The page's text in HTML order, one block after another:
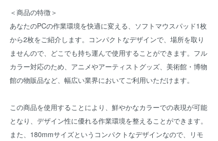
＜商品の特徴＞
あなたのPCの作業環境を快適に変える、ソフトマウスパッド1枚
から2枚をご紹介します。コンパクトなデザインで、場所を取り
ませんので、どこでも持ち運んで使用することができます。フル
カラー対応のため、アニメやアーティストグッズ、美術館・博物
館の物販品など、幅広い業界においてご利用いただけます。
この商品を使用することにより、鮮やかなカラーでの表現が可能
となり、デザイン性に優れる作業環境を整えることができます。
また、180mmサイズというコンパクトなデザインなので、リモ